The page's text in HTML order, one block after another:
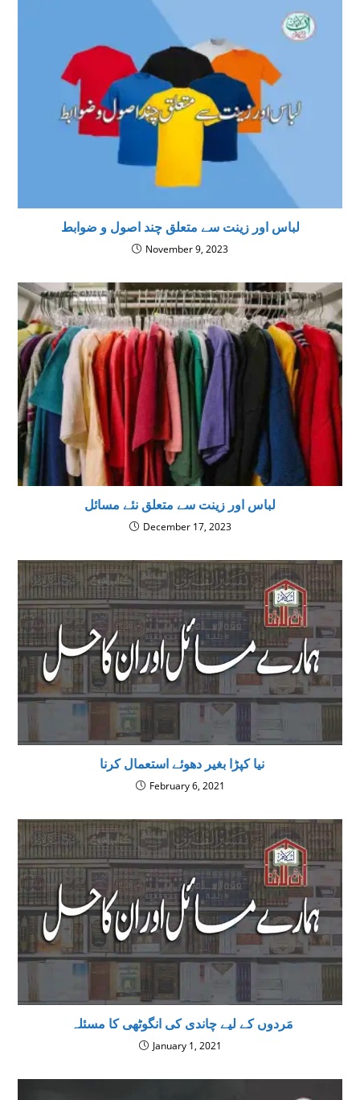
لباس اور زینت سے متعلق چند اصول و ضوابط
November 9, 2023
لباس اور زینت سے متعلق نئے مسائل
December 17, 2023
نیا کپڑا بغیر دھوئے استعمال کرنا
February 6, 2021
‌ مَردوں کے لیے چاندی کی انگوٹھی كا مسئلہ
January 1, 2021